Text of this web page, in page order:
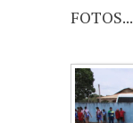
FOTOS...